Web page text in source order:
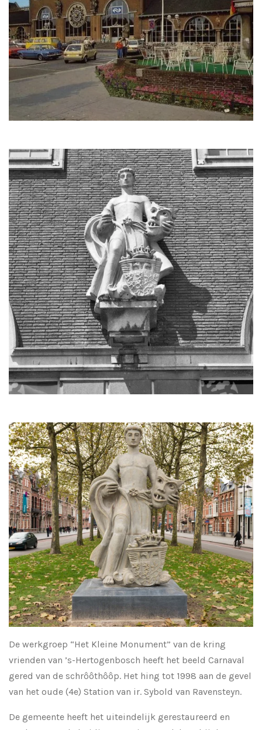
De werkgroep “Het Kleine Monument” van de kring
vrienden van ’s-Hertogenbosch heeft het beeld Carnaval
gered van de schrôôthôôp. Het hing tot 1998 aan de gevel
van het oude (4e) Station van ir. Sybold van Ravensteyn.
De gemeente heeft het uiteindelijk gerestaureerd en